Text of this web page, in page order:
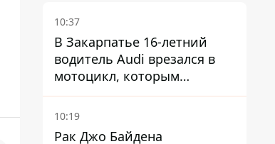
10:37
В Закарпатье 16-летний
водитель Audi врезался в
мотоцикл, которым
управлял 10-летний
мальчик
10:19
Рак Джо Байдена